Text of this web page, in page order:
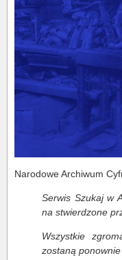
Narodowe Archiwum
Serwis Szukaj w
na stwierdzone
Wszystkie
zostaną